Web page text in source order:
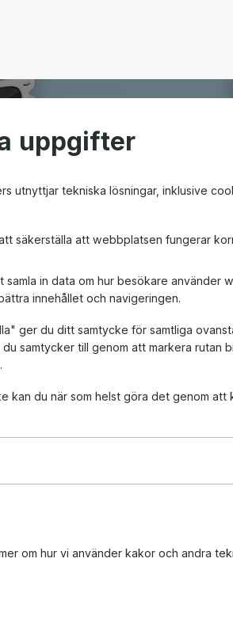
uppgifter
utnyttjar tekniska lösningar, inklusive
säkerställa att webbplatsen fungerar
samla in data om hur besökare använder
innehållet och navigeringen.
ger du ditt samtycke för samtliga
samtycker till genom att markera rutan
kan du när som helst göra det genom
om hur vi använder kakor och andra
friheten att välja
om det är till
presentkort en